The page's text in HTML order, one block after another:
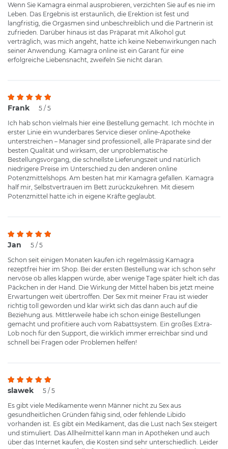
Wenn Sie Kamagra einmal ausprobieren, verzichten Sie auf es nie im
Leben. Das Ergebnis ist erstaunlich, die Erektion ist fest und
langfristig, die Orgasmen sind unbeschreiblich und die Partnerin ist
zufrieden. Darüber hinaus ist das Präparat mit Alkohol gut
verträglich, was mich angeht, hatte ich keine Nebenwirkungen nach
seiner Anwendung. Kamagra online ist ein Garant für eine
erfolgreiche Liebensnacht, zweifeln Sie nicht daran.
Frank
5 / 5
Ich hab schon vielmals hier eine Bestellung gemacht. Ich möchte in
erster Linie ein wunderbares Service dieser online-Apotheke
unterstreichen – Manager sind professionell, alle Präparate sind der
besten Qualität und wirksam, der unproblematische
Bestellungsvorgang, die schnellste Lieferungszeit und natürlich
niedrigere Preise im Unterschied zu den anderen online
Potenzmittelshops. Am besten hat mir Kamagra gefallen. Kamagra
half mir, Selbstvertrauen im Bett zurückzukehren. Mit diesem
Potenzmittel hatte ich in eigene Kräfte geglaubt.
Jan
5 / 5
Schon seit einigen Monaten kaufen ich regelmässig Kamagra
rezeptfrei hier im Shop. Bei der ersten Bestellung war ich schon sehr
nervöse ob alles klappen würde, aber wenige Tage später hielt ich das
Päckchen in der Hand. Die Wirkung der Mittel haben bis jetzt meine
Erwartungen weit übertroffen. Der Sex mit meiner Frau ist wieder
richtig toll geworden und klar wirkt sich das dann auch auf die
Beziehung aus. Mittlerweile habe ich schon einige Bestellungen
gemacht und profitiere auch vom Rabattsystem. Ein großes Extra-
Lob noch für den Support, die wirklich immer erreichbar sind und
schnell bei Fragen oder Problemen helfen!
slawek
5 / 5
Es gibt viele Medikamente wenn Männer nicht zu Sex aus
gesundheitlichen Gründen fähig sind, oder fehlende Libido
vorhanden ist. Es gibt ein Medikament, das die Lust nach Sex steigert
und stimuliert. Das Allheilmittel kann man in Apotheken und auch
über das Internet kaufen, die Kosten sind sehr unterschiedlich. Leider